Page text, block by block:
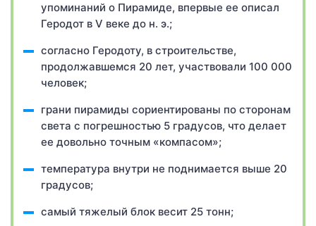
упоминаний о Пирамиде, впервые ее описал
Геродот в V веке до н. э.;
согласно Геродоту, в строительстве,
продолжавшемся 20 лет, участвовали 100 000
человек;
грани пирамиды сориентированы по сторонам
света с погрешностью 5 градусов, что делает
ее довольно точным «компасом»;
температура внутри не поднимается выше 20
градусов;
самый тяжелый блок весит 25 тонн;